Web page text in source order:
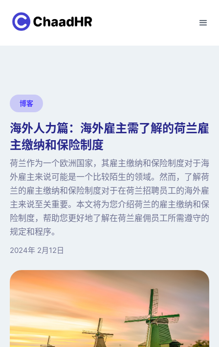
博客
海外人力篇：海外雇主需了解的荷兰雇
主缴纳和保险制度
荷兰作为一个欧洲国家，其雇主缴纳和保险制度对于海
外雇主来说可能是一个比较陌生的领域。然而，了解荷
兰的雇主缴纳和保险制度对于在荷兰招聘员工的海外雇
主来说至关重要。本文将为您介绍荷兰的雇主缴纳和保
险制度，帮助您更好地了解在荷兰雇佣员工所需遵守的
规定和程序。
2024年 2月12日